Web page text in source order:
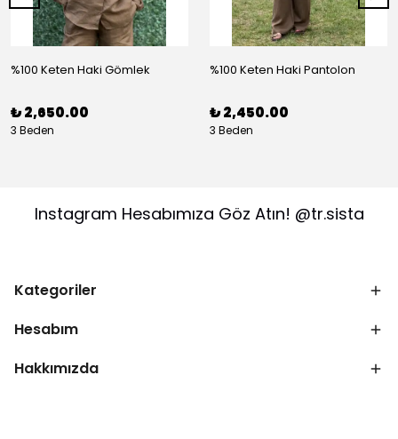
%100 Keten Haki Gömlek
₺ 2,650.00
3 Beden
%100 Keten Haki Pantolon
₺ 2,450.00
3 Beden
Instagram Hesabımıza Göz Atın! @tr.sista
Kategoriler
Hesabım
Hakkımızda